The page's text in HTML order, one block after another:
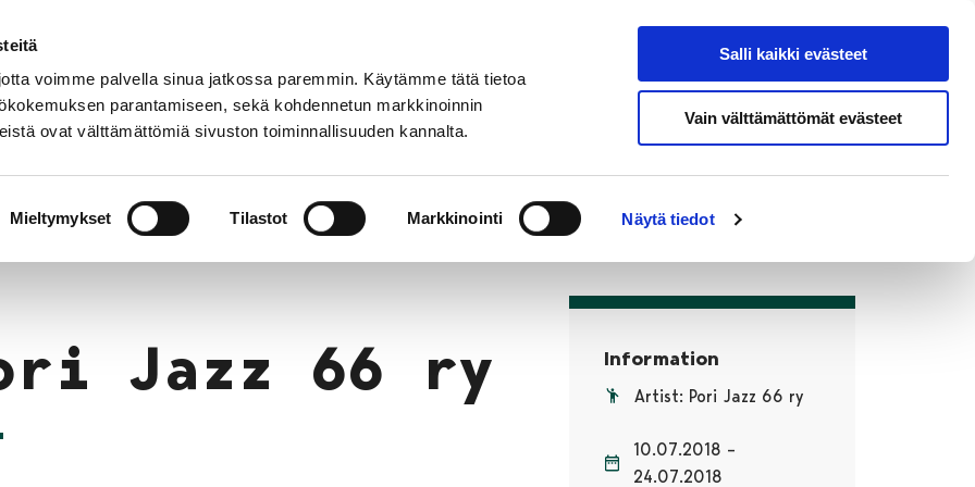
voimme palvella sinua jatkossa paremmin. Käytämme tätä tietoa
parantamiseen, sekä kohdennetun markkinoinnin
ovat välttämättömiä sivuston toiminnallisuuden kannalta.
Mieltymykset Tilastot Markkinointi Näytä tiedot
Salli kaikki evästeet
Vain välttämättömät evästeet
Search from site
ry
Jazz 66 ry Information
Artist: Pori Jazz 66 ry
10.07.2018 –
24.07.2018